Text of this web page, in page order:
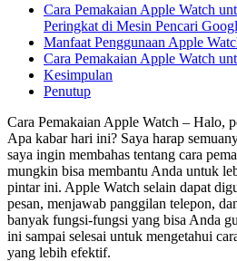
Cara Pemakaian Apple Watch
Peringkat di Mesin Pencari
Manfaat Penggunaan Apple
Cara Pemakaian Apple Watch
Kesimpulan
Penutup
Cara Pemakaian Apple Watch – Halo,
Apa kabar hari ini? Saya harap
saya ingin membahas tentang cara
mungkin bisa membantu Anda untuk
pintar ini. Apple Watch selain dapat
pesan, menjawab panggilan telepon,
banyak fungsi-fungsi yang bisa Anda
ini sampai selesai untuk mengetahui
yang lebih efektif.